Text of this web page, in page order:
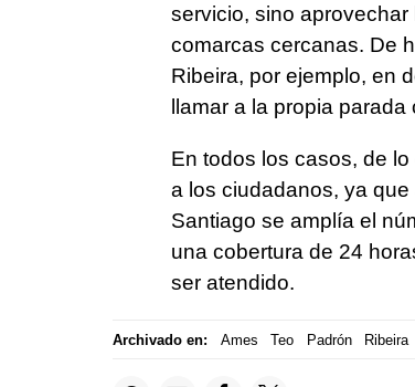
servicio, sino
comarcas cercanas. De
Ribeira, por ejemplo, en
llamar a la propia
En todos los casos, de
a los ciudadanos, ya
Santiago se amplía el
una cobertura de 24
ser atendido.
Archivado en: Ames Teo Padrón Ribeira